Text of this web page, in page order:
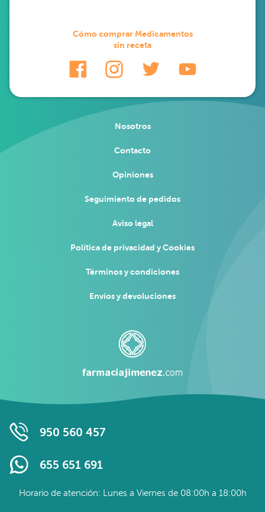
Cómo comprar Medicamentos
sin receta
Nosotros
Contacto
Opiniones
Seguimiento de pedidos
Aviso legal
Política de privacidad y Cookies
Términos y condiciones
Envíos y devoluciones
950 560 457
655 651 691
Horario de atención: Lunes a Viernes de 08:00h a 18:00h